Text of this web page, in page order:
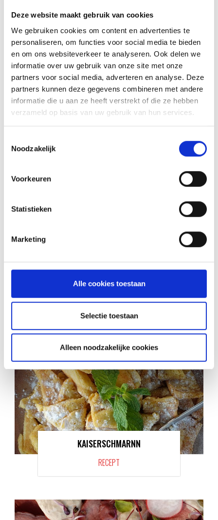
Deze website maakt gebruik van cookies
We gebruiken cookies om content en advertenties te
personaliseren, om functies voor social media te bieden
en om ons websiteverkeer te analyseren. Ook delen we
informatie over uw gebruik van onze site met onze
partners voor social media, adverteren en analyse. Deze
partners kunnen deze gegevens combineren met andere
informatie die u aan ze heeft verstrekt of die ze hebben
verzameld op basis van uw gebruik van hun services.
Noodzakelijk
Voorkeuren
Statistieken
Marketing
Alle cookies toestaan
Selectie toestaan
Alleen noodzakelijke cookies
18 64798 = KIT DAMPER LID 37″ BLK KTL R
19 90062 Lid Assembly, Ranch Kettle, black
20 63159 Bowl for the 37.5″ Ranch Kettle, black
21 63016 Damper kit, 22.5″ Bar-B-Kettle & Smokey Mountain
Cooker, Bowl
22 64799 CART HNDL BLK RANCH KTL
23 64800 HOOK TOOL FRAME BLK RANCH KE
26 80664 Measuring cup, black
INSPIRATIE
VAN ONZE GRILL MASTERS
MEER INFORMATIE
KAISERSCHMARNN
RECEPT